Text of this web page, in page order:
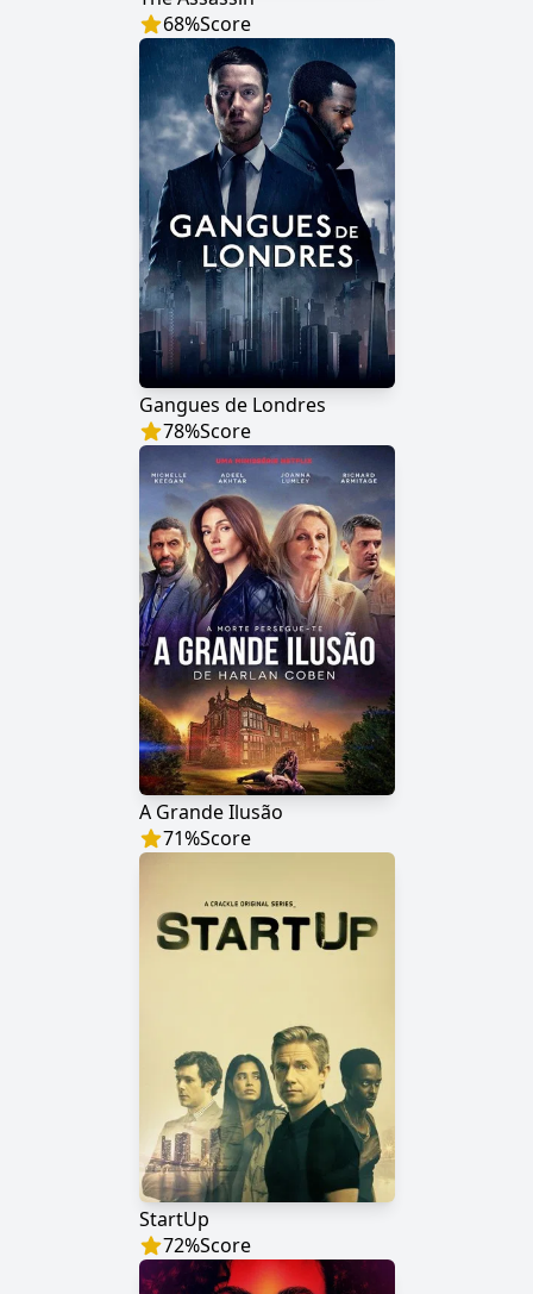
68%Score
Gangues de Londres
78%Score
A Grande Ilusão
71%Score
StartUp
72%Score